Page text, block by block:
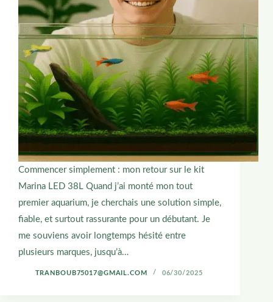
Commencer simplement : mon retour sur le kit
Marina LED 38L Quand j’ai monté mon tout
premier aquarium, je cherchais une solution simple,
fiable, et surtout rassurante pour un débutant. Je
me souviens avoir longtemps hésité entre
plusieurs marques, jusqu’à…
TRANBOUB75017@GMAIL.COM 06/30/2025